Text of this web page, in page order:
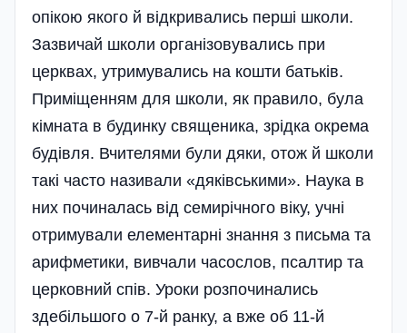
опікою якого й відкривались перші школи.
Зазвичай школи організовувались при
церквах, утримувались на кошти батьків.
Приміщенням для школи, як правило, була
кімната в будинку священика, зрідка окрема
будівля. Вчителями були дяки, отож й школи
такі часто називали «дяківськими». Наука в
них починалась від семирічного віку, учні
отримували елементарні знання з письма та
арифметики, вивчали часослов, псалтир та
церковний спів. Уроки розпочинались
здебільшого о 7-й ранку, а вже об 11-й